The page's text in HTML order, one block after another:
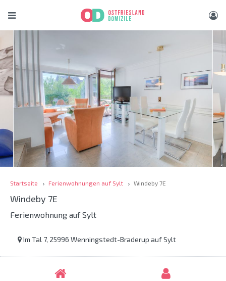
Startseite Ferienwohnungen auf Sylt Windeby 7E
Windeby 7E
Ferienwohnung auf Sylt
Im Tal 7, 25996 Wenningstedt-Braderup auf Sylt